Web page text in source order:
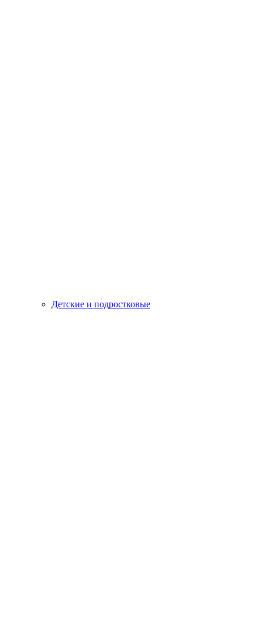
Детские и подростковые